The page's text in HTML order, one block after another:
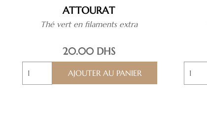
ATTOURAT
Thé vert en filaments extra
20.00 DHS
AJOUTER AU PANIER